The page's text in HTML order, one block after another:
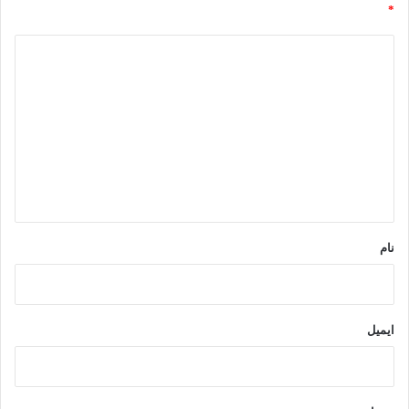
ار
*
نام
ایمیل